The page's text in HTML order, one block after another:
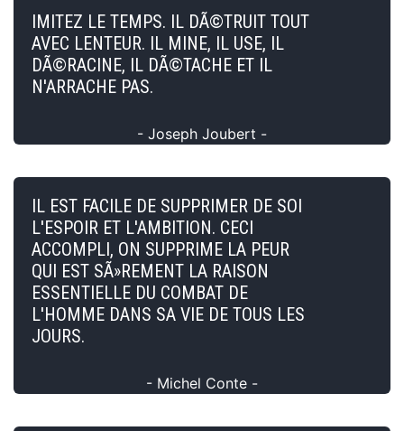
IMITEZ LE TEMPS. IL DÃ©TRUIT TOUT
AVEC LENTEUR. IL MINE, IL USE, IL
DÃ©RACINE, IL DÃ©TACHE ET IL
N'ARRACHE PAS.
- Joseph Joubert -
IL EST FACILE DE SUPPRIMER DE SOI
L'ESPOIR ET L'AMBITION. CECI
ACCOMPLI, ON SUPPRIME LA PEUR
QUI EST SÃ»REMENT LA RAISON
ESSENTIELLE DU COMBAT DE
L'HOMME DANS SA VIE DE TOUS LES
JOURS.
- Michel Conte -